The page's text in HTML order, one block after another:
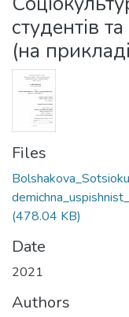
Statistics
студентів
(на
Files
(478.04 KB)
Date
2021
Authors